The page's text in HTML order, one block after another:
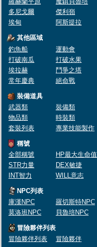
多尼戈爾
傑利嶺
埃甸
阿斯提拉
其他區域
釣魚船
運動會
打破南瓜
打破水果
埃拉赫
鬥爭之塔
常年慶典
絕命戰
裝備道具
武器類
裝備類
物品類
時裝類
套裝列表
專業技能製作
稱號
全部稱號
HP最大生命值
STR力量
DEX敏捷
INT智力
WILL意志
NPC列表
庫漢NPC
羅切斯特NPC
莫洛班NPC
貝魯培NPC
冒險夥伴列表
冒險夥伴列表
冒險夥伴